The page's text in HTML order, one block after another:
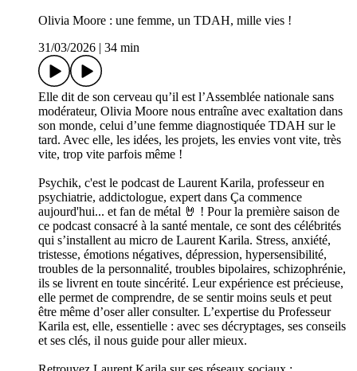
Olivia Moore : une femme, un TDAH, mille vies !
31/03/2026
34 min
Elle dit de son cerveau qu’il est l’Assemblée nationale sans
modérateur, Olivia Moore nous entraîne avec exaltation dans
son monde, celui d’une femme diagnostiquée TDAH sur le
tard. Avec elle, les idées, les projets, les envies vont vite, très
vite, trop vite parfois même !
Psychik, c'est le podcast de Laurent Karila, professeur en
psychiatrie, addictologue, expert dans Ça commence
aujourd'hui... et fan de métal 🤘 ! Pour la première saison de
ce podcast consacré à la santé mentale, ce sont des célébrités
qui s’installent au micro de Laurent Karila. Stress, anxiété,
tristesse, émotions négatives, dépression, hypersensibilité,
troubles de la personnalité, troubles bipolaires, schizophrénie,
ils se livrent en toute sincérité. Leur expérience est précieuse,
elle permet de comprendre, de se sentir moins seuls et peut
être même d’oser aller consulter. L’expertise du Professeur
Karila est, elle, essentielle : avec ses décryptages, ses conseils
et ses clés, il nous guide pour aller mieux.